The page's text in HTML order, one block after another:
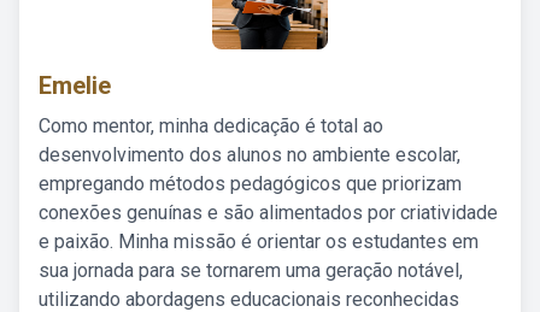
Emelie
Como mentor, minha dedicação é total ao
desenvolvimento dos alunos no ambiente escolar,
empregando métodos pedagógicos que priorizam
conexões genuínas e são alimentados por criatividade
e paixão. Minha missão é orientar os estudantes em
sua jornada para se tornarem uma geração notável,
utilizando abordagens educacionais reconhecidas